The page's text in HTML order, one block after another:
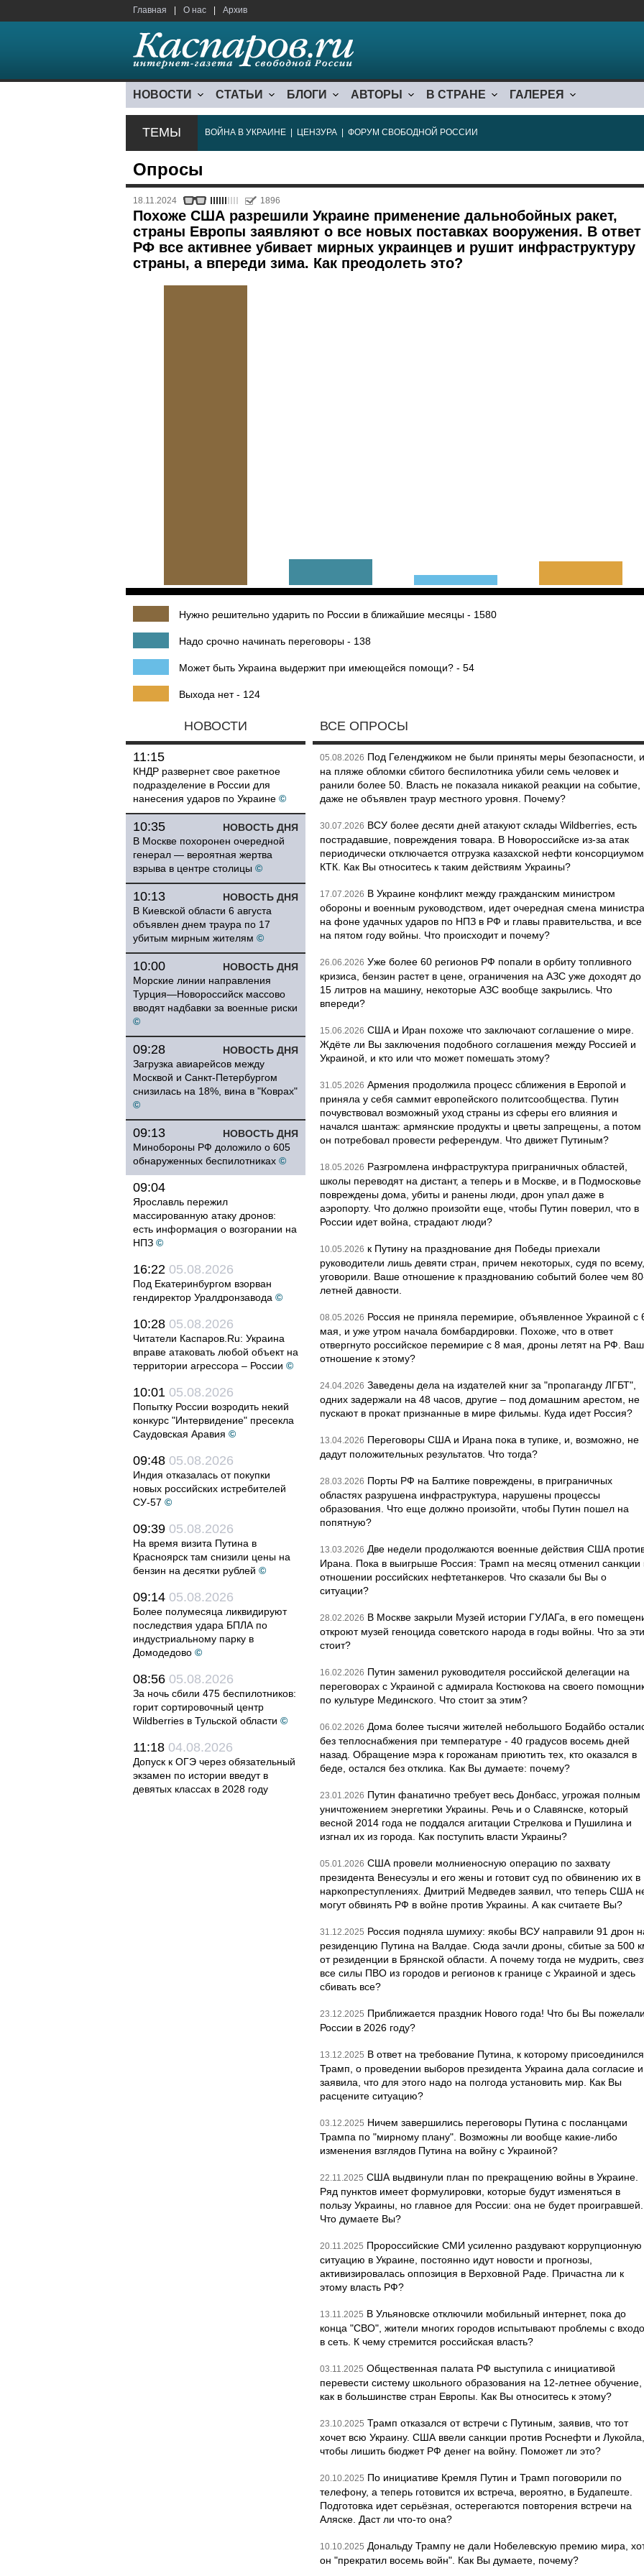
Главная О нас Архив
НОВОСТИ СТАТЬИ БЛОГИ АВТОРЫ В СТРАНЕ ГАЛЕРЕЯ
ТЕМЫ ВОЙНА В УКРАИНЕ ЦЕНЗУРА ФОРУМ СВОБОДНОЙ РОССИИ
Опросы
18.11.2024 1896
Похоже США разрешили Украине применение дальнобойных ракет,
страны Европы заявляют о все новых поставках вооружения. В ответ
РФ все активнее убивает мирных украинцев и рушит инфраструктуру
страны, а впереди зима. Как преодолеть это?
Нужно решительно ударить по России в ближайшие месяцы - 1580
Надо срочно начинать переговоры - 138
Может быть Украина выдержит при имеющейся помощи? - 54
Выхода нет - 124
НОВОСТИ
11:15
КНДР развернет свое ракетное
подразделение в России для
нанесения ударов по Украине ©
НОВОСТЬ ДНЯ
10:35
В Москве похоронен очередной
генерал — вероятная жертва
взрыва в центре столицы ©
НОВОСТЬ ДНЯ
10:13
В Киевской области 6 августа
объявлен днем траура по 17
убитым мирным жителям ©
НОВОСТЬ ДНЯ
10:00
Морские линии направления
Турция—Новороссийск массово
вводят надбавки за военные риски
©
НОВОСТЬ ДНЯ
09:28
Загрузка авиарейсов между
Москвой и Санкт-Петербургом
снизилась на 18%, вина в "Коврах"
©
НОВОСТЬ ДНЯ
09:13
Минобороны РФ доложило о 605
обнаруженных беспилотниках ©
09:04
Ярославль пережил
массированную атаку дронов:
есть информация о возгорании на
НПЗ ©
16:22 05.08.2026
Под Екатеринбургом взорван
гендиректор Уралдронзавода ©
10:28 05.08.2026
Читатели Каспаров.Ru: Украина
вправе атаковать любой объект на
территории агрессора – России ©
10:01 05.08.2026
Попытку России возродить некий
конкурс "Интервидение" пресекла
Саудовская Аравия ©
09:48 05.08.2026
Индия отказалась от покупки
новых российских истребителей
СУ-57 ©
09:39 05.08.2026
На время визита Путина в
Красноярск там снизили цены на
бензин на десятки рублей ©
09:14 05.08.2026
Более полумесяца ликвидируют
последствия удара БПЛА по
индустриальному парку в
Домодедово ©
08:56 05.08.2026
За ночь сбили 475 беспилотников:
горит сортировочный центр
Wildberries в Тульской области ©
11:18 04.08.2026
Допуск к ОГЭ через обязательный
экзамен по истории введут в
девятых классах в 2028 году
ВСЕ ОПРОСЫ
05.08.2026 Под Геленджиком не были приняты меры безопасности, и
на пляже обломки сбитого беспилотника убили семь человек и
ранили более 50. Власть не показала никакой реакции на событие,
даже не объявлен траур местного уровня. Почему?
30.07.2026 ВСУ более десяти дней атакуют склады Wildberries, есть
пострадавшие, повреждения товара. В Новороссийске из-за атак
периодически отключается отгрузка казахской нефти консорциумом
КТК. Как Вы относитесь к таким действиям Украины?
17.07.2026 В Украине конфликт между гражданским министром
обороны и военным руководством, идет очередная смена министра
на фоне удачных ударов по НПЗ в РФ и главы правительства, и все
на пятом году войны. Что происходит и почему?
26.06.2026 Уже более 60 регионов РФ попали в орбиту топливного
кризиса, бензин растет в цене, ограничения на АЗС уже доходят до
15 литров на машину, некоторые АЗС вообще закрылись. Что
впереди?
15.06.2026 США и Иран похоже что заключают соглашение о мире.
Ждёте ли Вы заключения подобного соглашения между Россией и
Украиной, и кто или что может помешать этому?
31.05.2026 Армения продолжила процесс сближения в Европой и
приняла у себя саммит европейского политсообщества. Путин
почувствовал возможный уход страны из сферы его влияния и
начался шантаж: армянские продукты и цветы запрещены, а потом
он потребовал провести референдум. Что движет Путиным?
18.05.2026 Разгромлена инфраструктура приграничных областей,
школы переводят на дистант, а теперь и в Москве, и в Подмосковье
повреждены дома, убиты и ранены люди, дрон упал даже в
аэропорту. Что должно произойти еще, чтобы Путин поверил, что в
России идет война, страдают люди?
10.05.2026 к Путину на празднование дня Победы приехали
руководители лишь девяти стран, причем некоторых, судя по всему,
уговорили. Ваше отношение к празднованию событий более чем
летней давности.
08.05.2026 Россия не приняла перемирие, объявленное Украиной с
мая, и уже утром начала бомбардировки. Похоже, что в ответ
отвергнуто российское перемирие с 8 мая, дроны летят на РФ.
отношение к этому?
24.04.2026 Заведены дела на издателей книг за "пропаганду ЛГБТ",
одних задержали на 48 часов, другие – под домашним арестом, не
пускают в прокат признанные в мире фильмы. Куда идет Россия?
13.04.2026 Переговоры США и Ирана пока в тупике, и, возможно, не
дадут положительных результатов. Что тогда?
28.03.2026 Порты РФ на Балтике повреждены, в приграничных
областях разрушена инфраструктура, нарушены процессы
образования. Что еще должно произойти, чтобы Путин пошел на
попятную?
13.03.2026 Две недели продолжаются военные действия США
Ирана. Пока в выигрыше Россия: Трамп на месяц отменил санкции
отношении российских нефтетанкеров. Что сказали бы Вы о
ситуации?
28.02.2026 В Москве закрыли Музей истории ГУЛАГа, в его
откроют музей геноцида советского народа в годы войны. Что за
стоит?
16.02.2026 Путин заменил руководителя российской делегации на
переговорах с Украиной с адмирала Костюкова на своего
по культуре Мединского. Что стоит за этим?
06.02.2026 Дома более тысячи жителей небольшого Бодайбо
без теплоснабжения при температуре - 40 градусов восемь дней
назад. Обращение мэра к горожанам приютить тех, кто оказался в
беде, остался без отклика. Как Вы думаете: почему?
23.01.2026 Путин фанатично требует весь Донбасс, угрожая полным
уничтожением энергетики Украины. Речь и о Славянске, который
весной 2014 года не поддался агитации Стрелкова и Пушилина и
изгнал их из города. Как поступить власти Украины?
05.01.2026 США провели молниеносную операцию по захвату
президента Венесуэлы и его жены и готовит суд по обвинению их в
наркопреступлениях. Дмитрий Медведев заявил, что теперь США
могут обвинять РФ в войне против Украины. А как считаете Вы?
31.12.2025 Россия подняла шумиху: якобы ВСУ направили 91 дрон
резиденцию Путина на Валдае. Сюда зачли дроны, сбитые за 500
от резиденции в Брянской области. А почему тогда не мудрить,
все силы ПВО из городов и регионов к границе с Украиной и здесь
сбивать все?
23.12.2025 Приближается праздник Нового года! Что бы Вы пожелали
России в 2026 году?
13.12.2025 В ответ на требование Путина, к которому присоединился
Трамп, о проведении выборов президента Украина дала согласие и
заявила, что для этого надо на полгода установить мир. Как Вы
расцените ситуацию?
03.12.2025 Ничем завершились переговоры Путина с посланцами
Трампа по "мирному плану". Возможны ли вообще какие-либо
изменения взглядов Путина на войну с Украиной?
22.11.2025 США выдвинули план по прекращению войны в Украине.
Ряд пунктов имеет формулировки, которые будут изменяться в
пользу Украины, но главное для России: она не будет проигравшей.
Что думаете Вы?
20.11.2025 Пророссийские СМИ усиленно раздувают коррупционную
ситуацию в Украине, постоянно идут новости и прогнозы,
активизировалась оппозиция в Верховной Раде. Причастна ли к
этому власть РФ?
13.11.2025 В Ульяновске отключили мобильный интернет, пока до
конца "СВО", жители многих городов испытывают проблемы с
в сеть. К чему стремится российская власть?
03.11.2025 Общественная палата РФ выступила с инициативой
перевести систему школьного образования на 12-летнее обучение,
как в большинстве стран Европы. Как Вы относитесь к этому?
23.10.2025 Трамп отказался от встречи с Путиным, заявив, что тот
хочет всю Украину. США ввели санкции против Роснефти и Лукойла,
чтобы лишить бюджет РФ денег на войну. Поможет ли это?
20.10.2025 По инициативе Кремля Путин и Трамп поговорили по
телефону, а теперь готовится их встреча, вероятно, в Будапеште.
Подготовка идет серьёзная, остерегаются повторения встречи на
Аляске. Даст ли что-то она?
10.10.2025 Дональду Трампу не дали Нобелевскую премию мира,
он "прекратил восемь войн". Как Вы думаете, почему?